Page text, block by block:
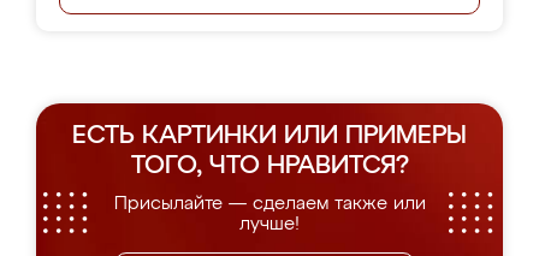
ЕСТЬ КАРТИНКИ ИЛИ ПРИМЕРЫ
ТОГО, ЧТО НРАВИТСЯ?
Присылайте — сделаем также или
лучше!